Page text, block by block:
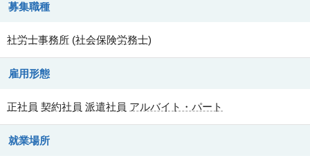
募集職種
社労士事務所 (社会保険労務士)
雇用形態
正社員 契約社員 派遣社員 アルバイト・パート
就業場所